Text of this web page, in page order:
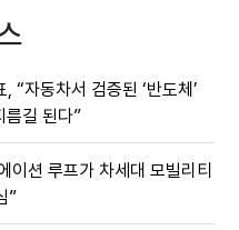
“자동차서 검증된 ‘반도체’
름길 된다”
이션 루프가 차세대 모빌리티
”